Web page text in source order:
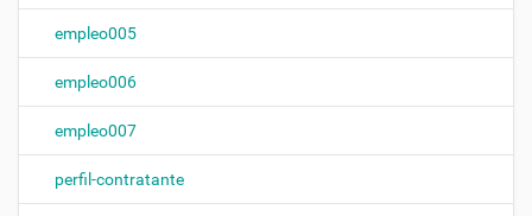
empleo005
empleo006
empleo007
perfil-contratante